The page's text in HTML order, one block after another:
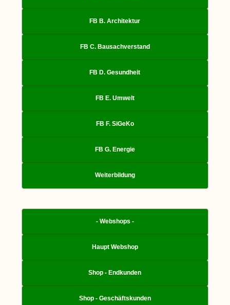
FB B. Architektur
FB C. Bausachverstand
FB D. Gesundheit
FB E. Umwelt
FB F. SiGeKo
FB G. Energie
Weiterbildung
- Webshops -
Haupt Webshop
Shop - Endkunden
Shop - Geschäftskunden